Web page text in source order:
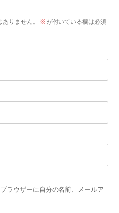
りません。 ※が付いている欄は必須
ラウザーに自分の名前、メールア